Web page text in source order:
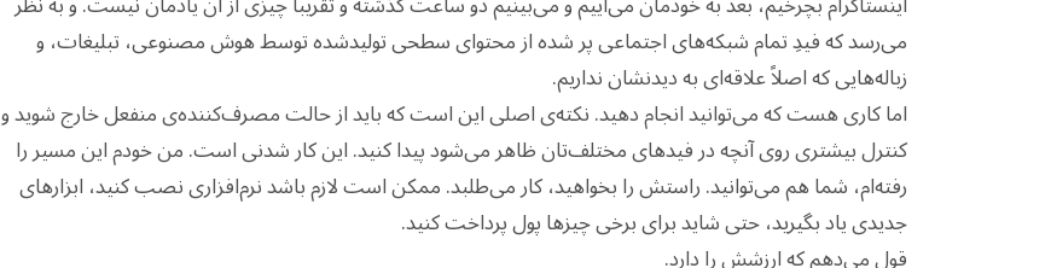
می‌رسد که فیدِ تمام شبکه‌های اجتماعی پر شده از محتوای سطحی تولیدشده توسط هوش مصنوعی، تبلیغات، و
زباله‌هایی که اصلاً علاقه‌ای به دیدنشان نداریم.
اما کاری هست که می‌توانید انجام دهید. نکته‌ی اصلی این است که باید از حالت مصرف‌کننده‌ی منفعل خارج شوید و
کنترل بیشتری روی آنچه در فیدهای مختلف‌تان ظاهر می‌شود پیدا کنید. این کار شدنی است. من خودم این مسیر را
رفته‌ام، شما هم می‌توانید. راستش را بخواهید، کار می‌طلبد. ممکن است لازم باشد نرم‌افزاری نصب کنید، ابزارهای
جدیدی یاد بگیرید، حتی شاید برای برخی چیزها پول پرداخت کنید.